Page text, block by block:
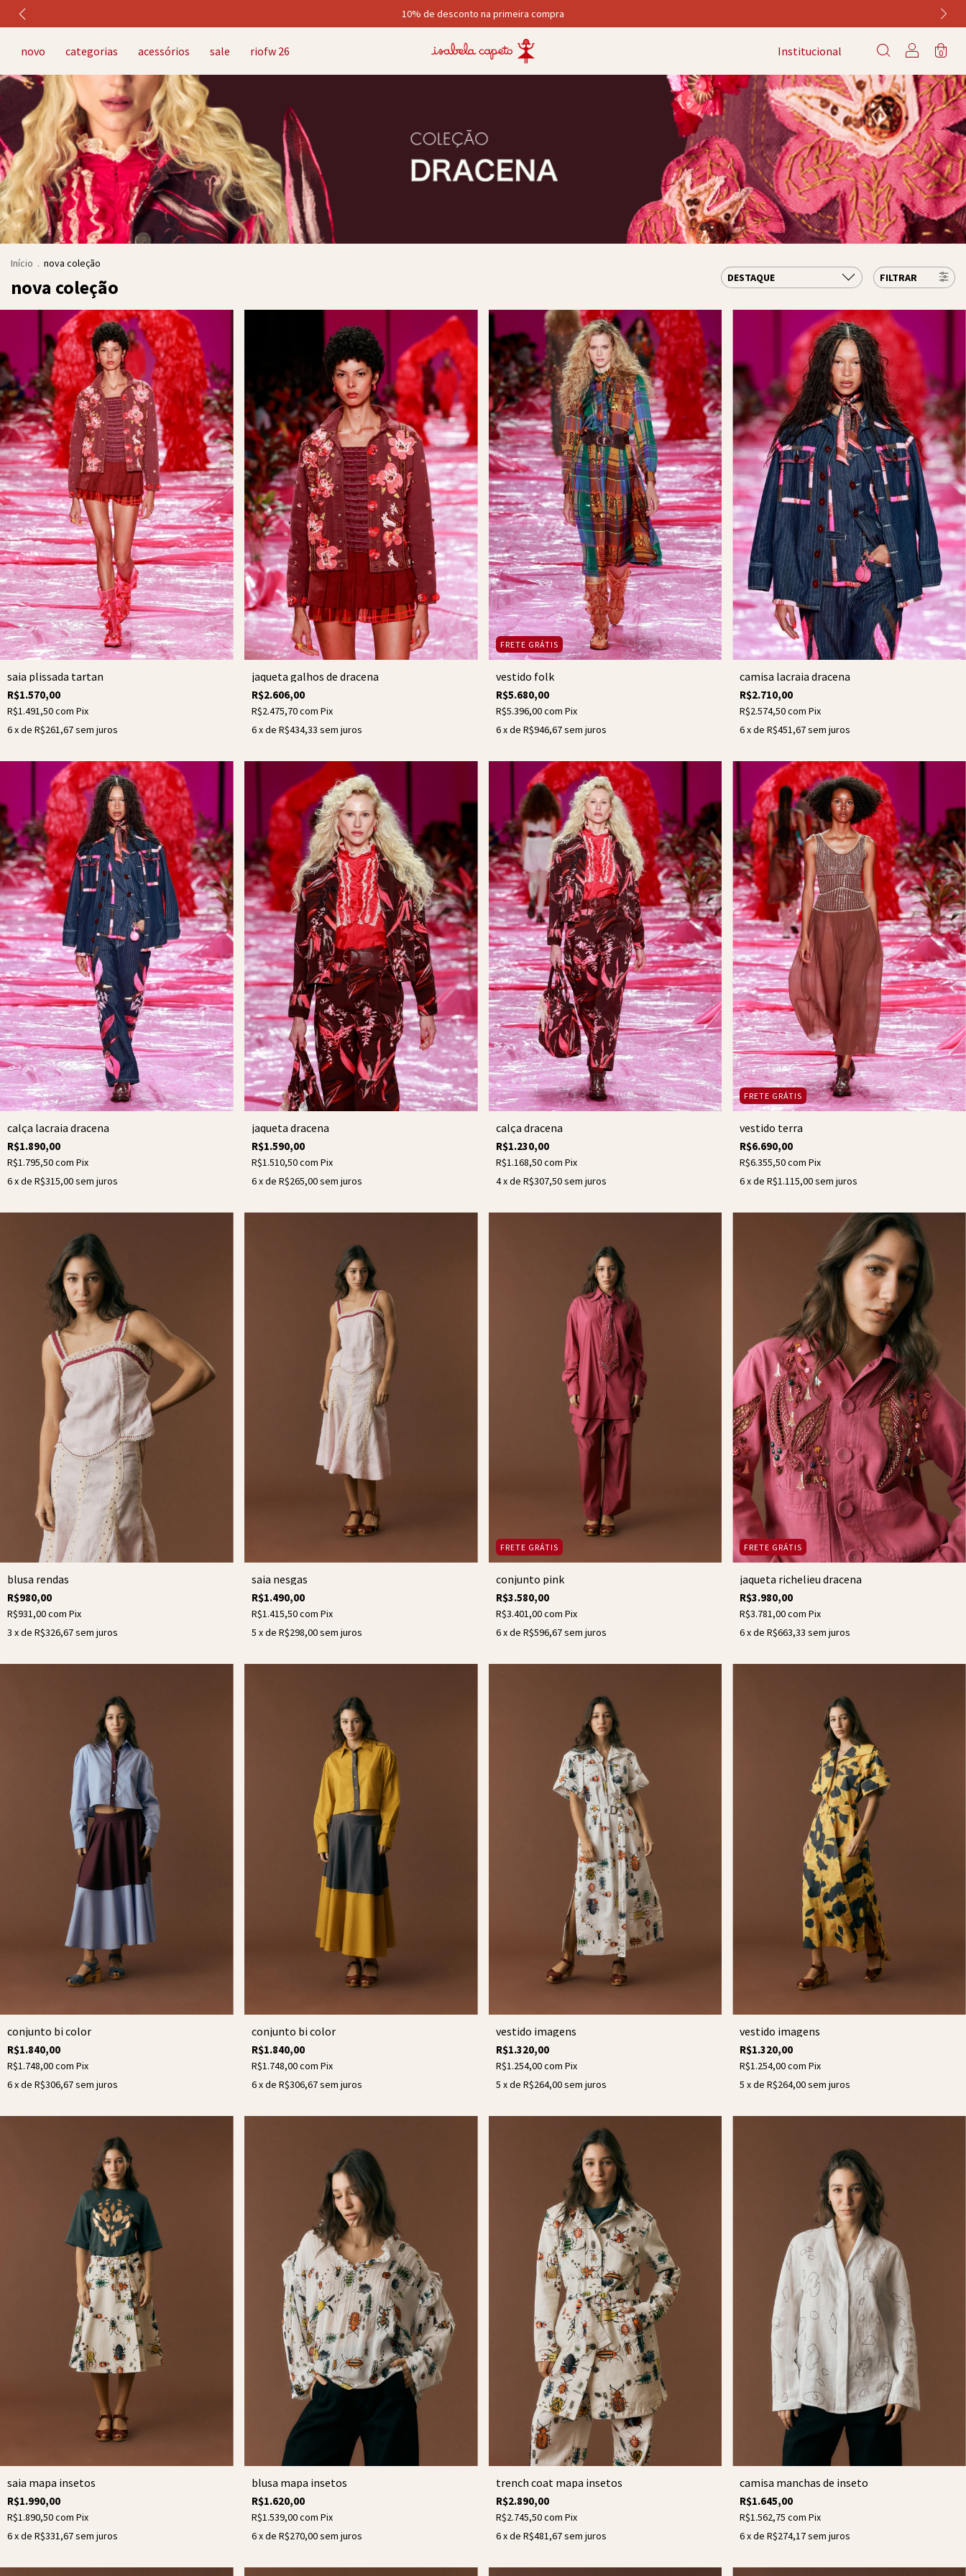
10% de desconto na primeira compra
novo categorias acessórios sale riofw 26 Institucional 0
Início . nova coleção
nova coleção FILTRAR
saia plissada tartan
R$1.570,00
R$1.491,50com Pix
6x de R$261,67sem juros
jaqueta galhos de dracena
R$2.606,00
R$2.475,70com Pix
6x de R$434,33 sem juros
FRETE GRÁTIS
vestido folk
R$5.680,00
R$5.396,00com Pix
6x de R$946,67sem juros
camisa lacraia dracena
R$2.710,00
R$2.574,50com Pix
6x deR$451,67sem juros
calça lacraia dracena
R$1.890,00
R$1.795,50com Pix
6x de R$315,00sem juros
jaqueta dracena
R$1.590,00
R$1.510,50com Pix
6x de R$265,00sem juros
calça dracena
R$1.230,00
R$1.168,50com Pix
4x de R$307,50sem juros
FRETE GRÁTIS
vestido terra
R$6.690,00
R$6.355,50com Pix
6x deR$1.115,00sem juros
blusa rendas
R$980,00
R$931,00com Pix
3 x de R$326,67sem juros
saia nesgas
R$1.490,00
R$1.415,50com Pix
5 x de R$298,00sem juros
FRETE GRÁTIS
conjunto pink
R$3.580,00
R$3.401,00com Pix
6x de R$596,67sem juros
FRETE GRÁTIS
jaqueta richelieu dracena
R$3.980,00
R$3.781,00com Pix
6x deR$663,33 sem juros
conjunto bi color
R$1.840,00
R$1.748,00com Pix
6x de R$306,67sem juros
conjunto bi color
R$1.840,00
R$1.748,00com Pix
6x de R$306,67sem juros
vestido imagens
R$1.320,00
R$1.254,00com Pix
5 x de R$264,00sem juros
vestido imagens
R$1.320,00
R$1.254,00com Pix
5 x deR$264,00sem juros
saia mapa insetos
R$1.990,00
R$1.890,50com Pix
6x de R$331,67sem juros
blusa mapa insetos
R$1.620,00
R$1.539,00com Pix
6x de R$270,00sem juros
trench coat mapa insetos
R$2.890,00
R$2.745,50com Pix
6x de R$481,67sem juros
camisa manchas de inseto
R$1.645,00
R$1.562,75com Pix
6x deR$274,17sem juros